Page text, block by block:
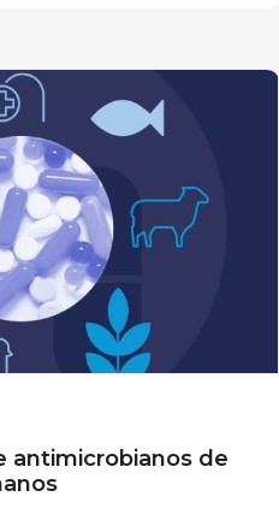
antimicrobianos de